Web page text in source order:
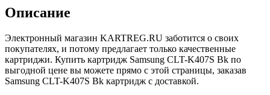
Описание
Электронный магазин KARTREG.RU заботится о своих
покупателях, и потому предлагает только качественные
картриджи. Купить картридж Samsung CLT-K407S Bk по
выгодной цене вы можете прямо с этой страницы, заказав
Samsung CLT-K407S Bk картридж с доставкой.